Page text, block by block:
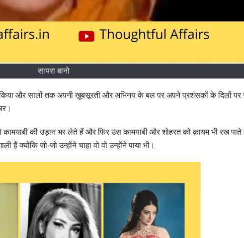
सायरा बानो
किया और सालों तक अपनी ख़ूबसूरती और अभिनय के बल पर अपने प्रशंसकों के दिलों पर
की उड़ान भर लेते हैं और फिर उस कामयाबी और शोहरत को क़ायम भी रख
हैं क्योंकि जो-जो उन्होंने चाहा वो वो उन्होंने पाया भी।